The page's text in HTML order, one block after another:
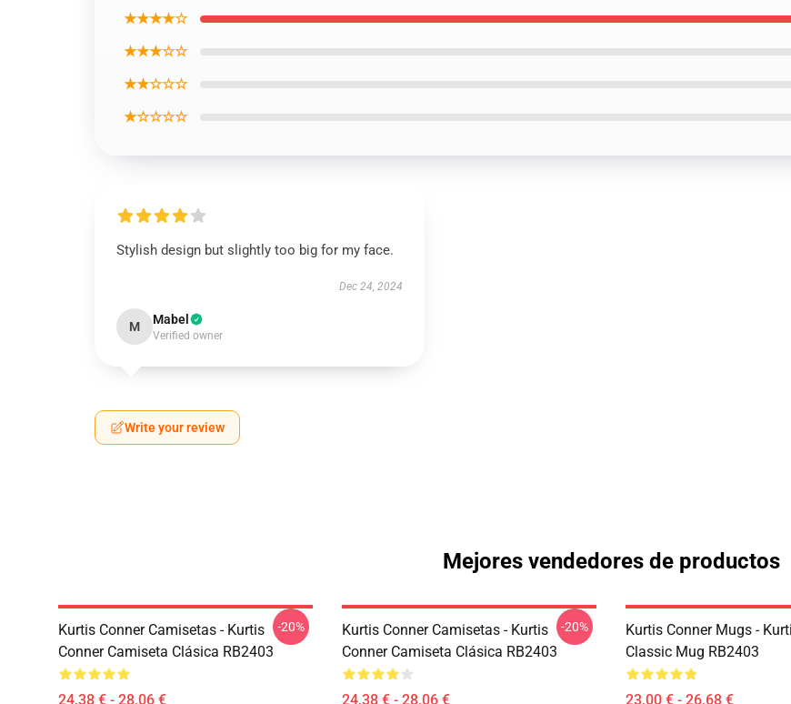
★★★★☆
★★★☆☆
★★☆☆☆
★☆☆☆☆
Stylish design but slightly too big for my face.
Dec 24, 2024
M Mabel
Verified owner
Write your review
Mejores vendedores de productos
Kurtis Conner Camisetas - Kurtis
Conner Camiseta Clásica RB2403
24,38 € - 28,06 €
-20%
Kurtis Conner Camisetas - Kurtis
Conner Camiseta Clásica RB2403
24,38 € - 28,06 €
-20%
Kurtis Conner Mugs -
Classic Mug RB2403
23,00 € - 26,68 €